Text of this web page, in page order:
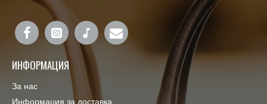
ИНФОРМАЦИЯ
За нас
Информация за доставка